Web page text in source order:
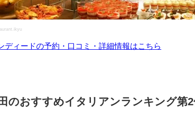
ディードの予約・口コミ・詳細情報はこちら
のおすすめイタリアンランキング第